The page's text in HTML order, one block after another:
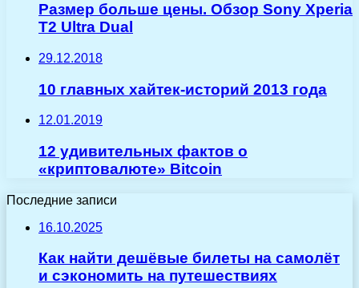
Размер больше цены. Обзор Sony Xperia
T2 Ultra Dual
29.12.2018
10 главных хайтек-историй 2013 года
12.01.2019
12 удивительных фактов о
«криптовалюте» Bitcoin
Последние записи
16.10.2025
Как найти дешёвые билеты на самолёт
и сэкономить на путешествиях